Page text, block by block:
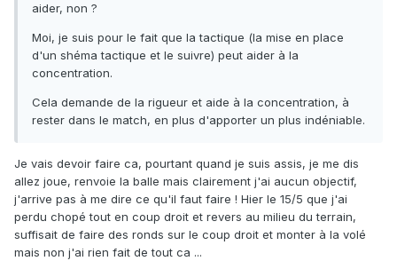
aider, non ?
Moi, je suis pour le fait que la tactique (la mise en place
d'un shéma tactique et le suivre) peut aider à la
concentration.
Cela demande de la rigueur et aide à la concentration, à
rester dans le match, en plus d'apporter un plus indéniable.
Je vais devoir faire ca, pourtant quand je suis assis, je me dis
allez joue, renvoie la balle mais clairement j'ai aucun objectif,
j'arrive pas à me dire ce qu'il faut faire ! Hier le 15/5 que j'ai
perdu chopé tout en coup droit et revers au milieu du terrain,
suffisait de faire des ronds sur le coup droit et monter à la volé
mais non j'ai rien fait de tout ca ...